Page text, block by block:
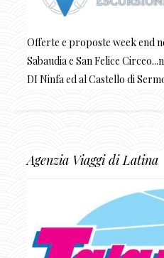
Offerte e proposte week end
Sabaudia e San Felice
DI Ninfa ed al Castello di
Agenzia Viaggi di Latina